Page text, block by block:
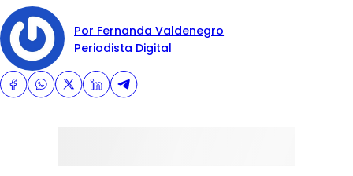
Por Fernanda Valdenegro
Periodista Digital